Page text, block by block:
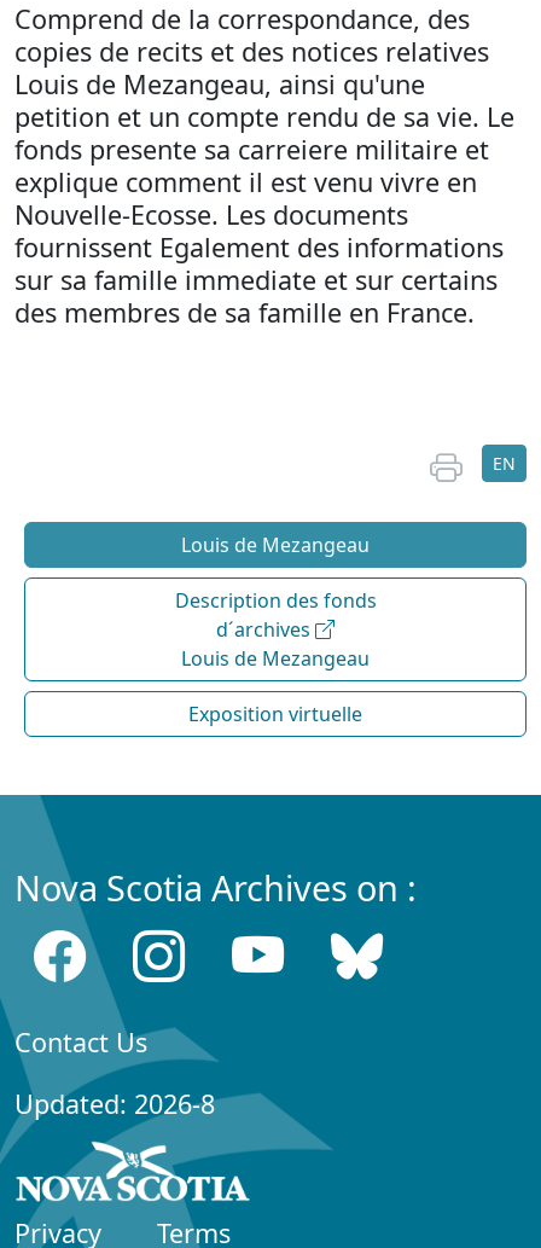
Comprend de la correspondance, des
copies de recits et des notices relatives
Louis de Mezangeau, ainsi qu'une
petition et un compte rendu de sa vie. Le
fonds presente sa carreiere militaire et
explique comment il est venu vivre en
Nouvelle-Ecosse. Les documents
fournissent Egalement des informations
sur sa famille immediate et sur certains
des membres de sa famille en France.
EN
Louis de Mezangeau
Description des fonds
d´archives
Louis de Mezangeau
Exposition virtuelle
Nova Scotia Archives on :
Contact Us
Updated: 2026-8
Privacy Terms